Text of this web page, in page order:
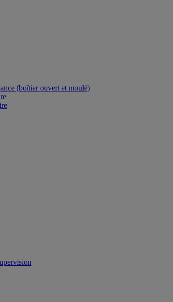
(boîtier ouvert et moulé)